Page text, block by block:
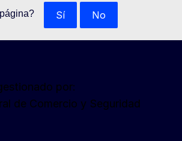
Sí No
por:
de Comercio y Seguridad